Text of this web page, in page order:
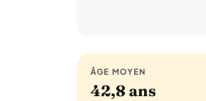
ÂGE MOYEN
42,8 ans